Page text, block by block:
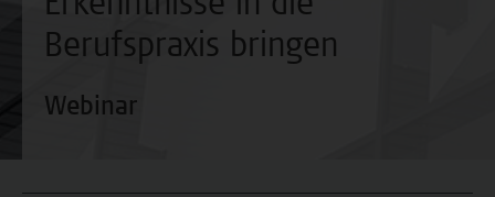
Berufspraxis bringen
Webinar